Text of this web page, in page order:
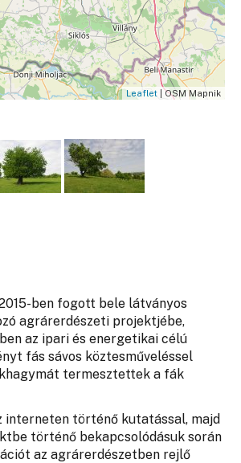
Leaflet | OSM Mapnik
ben fogott bele látványos
agrárerdészeti projektjébe,
az ipari és energetikai célú
fás sávos köztesműveléssel
termesztettek a fák
interneten történő kutatással, majd
történő bekapcsolódásuk során
az agrárerdészetben rejlő